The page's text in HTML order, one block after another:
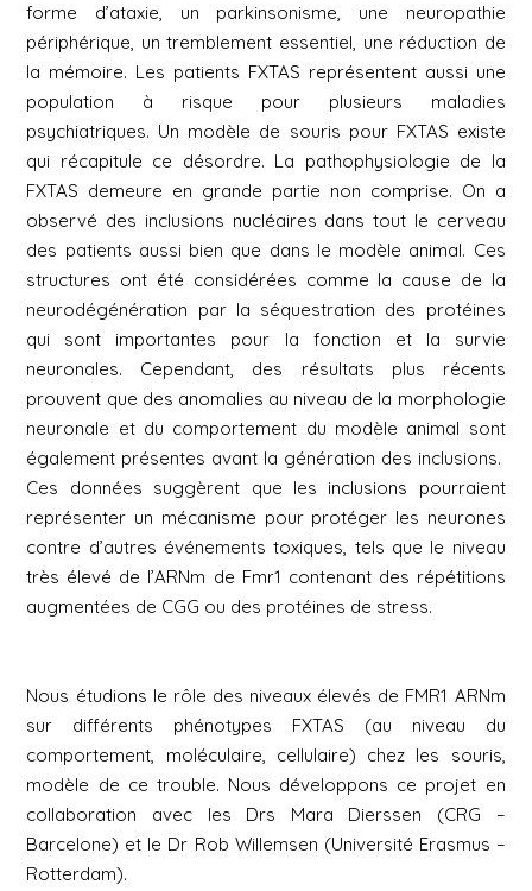
forme d’ataxie, un parkinsonisme, une neuropathie
périphérique, un tremblement essentiel, une réduction de
la mémoire. Les patients FXTAS représentent aussi une
population à risque pour plusieurs maladies
psychiatriques. Un modèle de souris pour FXTAS existe
qui récapitule ce désordre. La pathophysiologie de la
FXTAS demeure en grande partie non comprise. On a
observé des inclusions nucléaires dans tout le cerveau
des patients aussi bien que dans le modèle animal. Ces
structures ont été considérées comme la cause de la
neurodégénération par la séquestration des protéines
qui sont importantes pour la fonction et la survie
neuronales. Cependant, des résultats plus récents
prouvent que des anomalies au niveau de la morphologie
neuronale et du comportement du modèle animal sont
également présentes avant la génération des inclusions.
Ces données suggèrent que les inclusions pourraient
représenter un mécanisme pour protéger les neurones
contre d’autres événements toxiques, tels que le niveau
très élevé de l’ARNm de Fmr1 contenant des répétitions
augmentées de CGG ou des protéines de stress.
Nous étudions le rôle des niveaux élevés de FMR1 ARNm
sur différents phénotypes FXTAS (au niveau du
comportement, moléculaire, cellulaire) chez les souris,
modèle de ce trouble. Nous développons ce projet en
collaboration avec les Drs Mara Dierssen (CRG –
Barcelone) et le Dr Rob Willemsen (Université Erasmus –
Rotterdam).